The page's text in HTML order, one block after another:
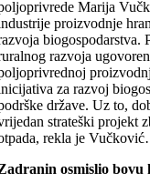
Marija
proizvodnje
biogospodarstva.
razvoja
za razvoj
države. Uz to,
strateški projekt
rekla je
osmislio